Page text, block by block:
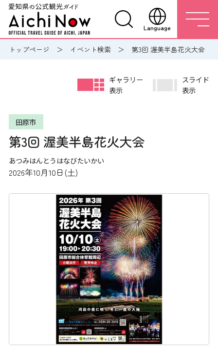
Language
トップページ イベント検索 第3回 渥美半島花火大会
田原市
第3回 渥美半島花火大会
あつみはんとうはなびたいかい
2026年10月10日(土)
ギャラリー
表示
スライド
表示